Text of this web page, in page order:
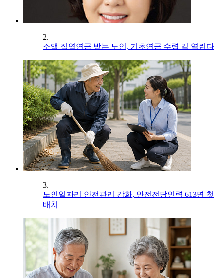
2.
소액 직역연금 받는 노인, 기초연금 수령 길 열린다
3.
노인일자리 안전관리 강화, 안전전담인력 613명 첫
배치